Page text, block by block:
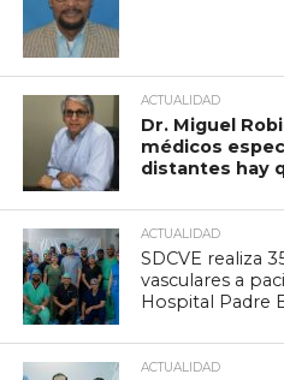
ACTUALIDAD
Dr. Miguel
médicos
distantes hay
ACTUALIDAD
SDCVE realiza
vasculares a
Hospital Padre
ACTUALIDAD